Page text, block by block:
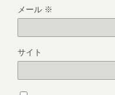
メール ※
サイト